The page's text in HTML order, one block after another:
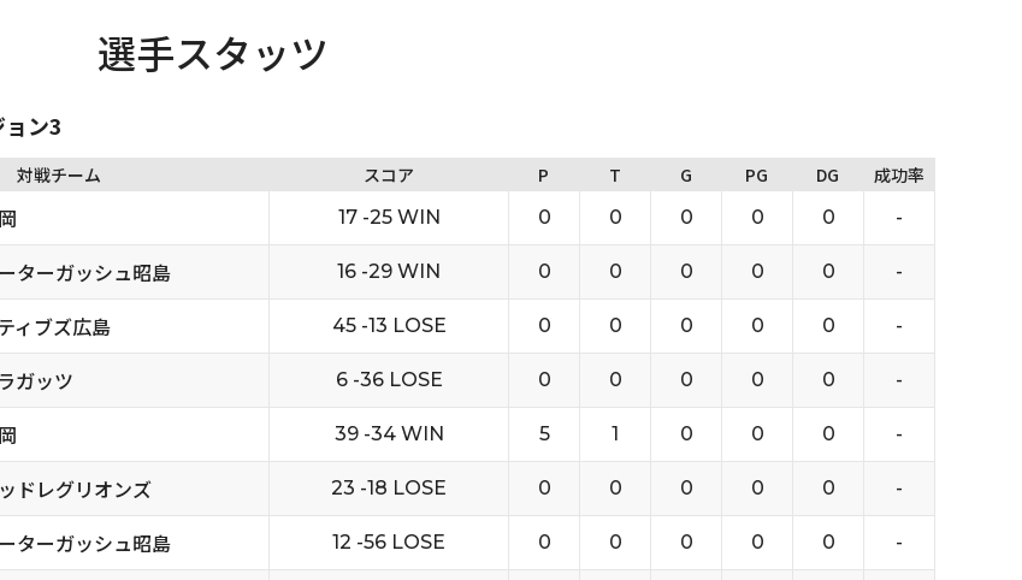
選手スタッツ
ン3
対戦チーム スコア P T G PG DG 成功率
17 -25 WIN 0 0 0 0 0 -
ターガッシュ昭島 16 -29 WIN 0 0 0 0 0 -
ィブズ広島 45 -13 LOSE 0 0 0 0 0 -
ガッツ 6 -36 LOSE 0 0 0 0 0 -
39 -34 WIN 5 1 0 0 0 -
ドレグリオンズ 23 -18 LOSE 0 0 0 0 0 -
ターガッシュ昭島 12 -56 LOSE 0 0 0 0 0 -